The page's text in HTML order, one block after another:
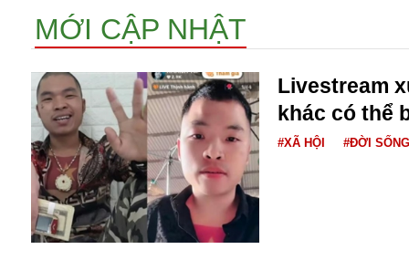
Bí ẩn
Bitcoin
Bamboo Airways
Báo Nga có gì?
Biển Đông
Barrack Obama
Bắc Kinh
Buôn bán ở Nga
Bộ Quốc phòng
Bác Hồ
Bộ Y tế
MỚI CẬP NHẬT
Livestream
khác có thể
#XÃ HỘI #ĐỜI SỐNG